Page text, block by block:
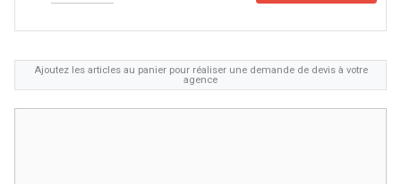
Ajoutez les articles au panier pour réaliser une demande de devis à votre
agence